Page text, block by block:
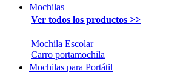
Mochilas
Ver todos los productos >>
Mochila Escolar
Carro portamochila
Mochilas para Portátil